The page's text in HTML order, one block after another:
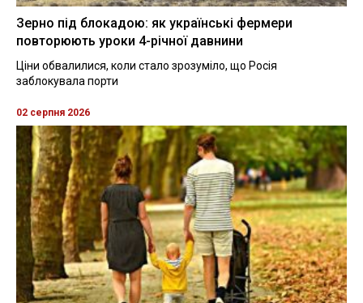
Зерно під блокадою: як українські фермери
повторюють уроки 4-річної давнини
Ціни обвалилися, коли стало зрозуміло, що Росія
заблокувала порти
02 серпня 2026